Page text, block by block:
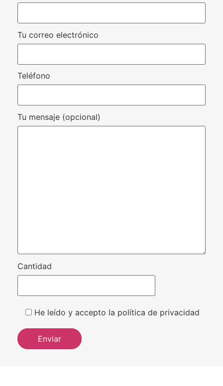
Tu correo electrónico
Teléfono
Tu mensaje (opcional)
Cantidad
He leído y accepto la política de privacidad